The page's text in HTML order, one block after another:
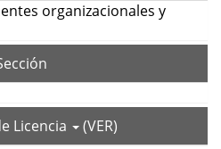
organizacionales y
Licencia
(VER)